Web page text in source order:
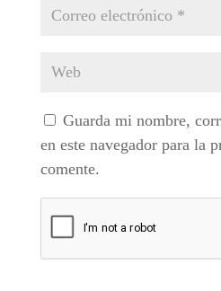
Guarda mi nombre,
en este navegador para la
comente.